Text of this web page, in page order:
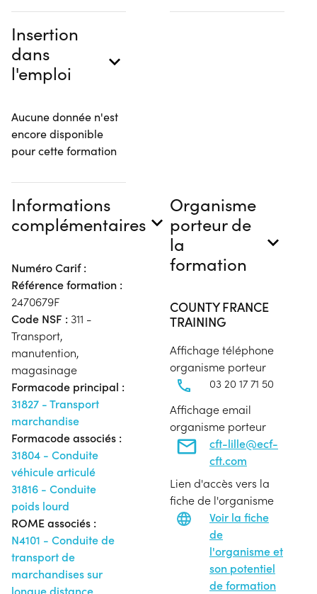
Insertion
dans
l'emploi
Aucune donnée n'est
encore disponible
pour cette formation
Informations
complémentaires
Numéro Carif :
Référence formation :
2470679F
Code NSF : 311 -
Transport,
manutention,
magasinage
Formacode principal :
31827 - Transport
marchandise
Formacode associés :
31804 - Conduite
véhicule articulé
31816 - Conduite
poids lourd
ROME associés :
N4101 - Conduite de
transport de
marchandises sur
longue distance
Organisme
porteur de
la
formation
COUNTY FRANCE
TRAINING
Affichage téléphone
organisme porteur
03 20 17 71 50
Affichage email
organisme porteur
cft-lille@ecf-
cft.com
Lien d'accès vers la
fiche de l'organisme
Voir la fiche
de
l'organisme et
son potentiel
de formation